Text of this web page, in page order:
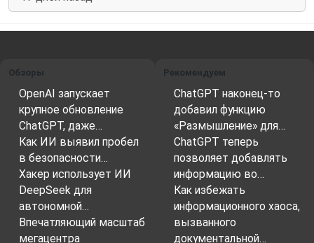
Обзоры
OpenAI запускает
крупное обновление
ChatGPT, даже…
Как ИИ выявил пробел
в безопасности…
Хакер использует ИИ
DeepSeek для
автономной…
Впечатляющий масштаб
мегацентра
Рекомендуем
ChatGPT наконец-то
добавил функцию
«Размышление» для…
ChatGPT теперь
позволяет добавлять
информацию во…
Как избежать
информационного хаоса,
вызванного
документальной…